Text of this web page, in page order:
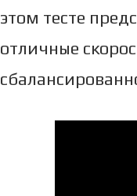
этом тесте
отличные